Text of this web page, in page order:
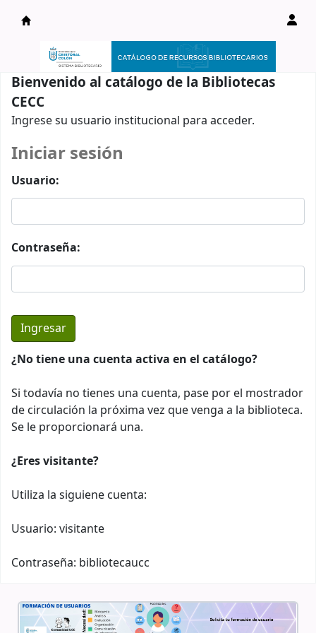
Catálogo en línea
Bienvenido al catálogo de la Bibliotecas
CECC
Ingrese su usuario institucional para acceder.
Iniciar sesión
Usuario:
Contraseña:
¿No tiene una cuenta activa en el catálogo?
Si todavía no tienes una cuenta, pase por el mostrador
de circulación la próxima vez que venga a la biblioteca.
Se le proporcionará una.
¿Eres visitante?
Utiliza la siguiene cuenta:
Usuario: visitante
Contraseña: bibliotecaucc